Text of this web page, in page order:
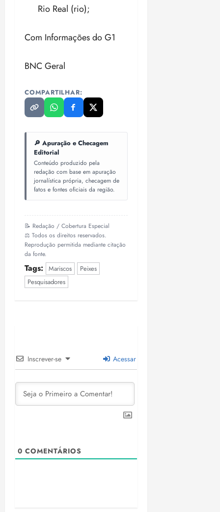
Rio Real (rio);
Com Informações do G1
BNC Geral
COMPARTILHAR:
🔎 Apuração e Checagem
Editorial
Conteúdo produzido pela
redação com base em apuração
jornalística própria, checagem de
fatos e fontes oficiais da região.
📝 Redação / Cobertura Especial
⚖️ Todos os direitos reservados.
Reprodução permitida mediante citação
da fonte.
Tags: Mariscos
Peixes
Pesquisadores
Inscrever-se Acessar
0 COMENTÁRIOS